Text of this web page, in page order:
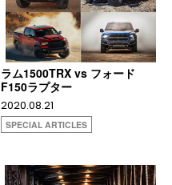
ラム1500TRX vs フォード
F150ラプター
2020.08.21
SPECIAL ARTICLES